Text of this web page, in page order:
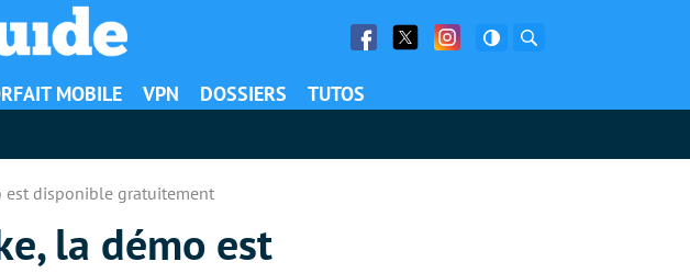
Facebook
Twitter Facebook
MOBILE VPN DOSSIERS TUTOS
est disponible gratuitement
la démo est